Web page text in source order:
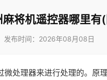
将机遥控器哪里有
发布时间：2026年08月08日
微处理器来进行处理的。原